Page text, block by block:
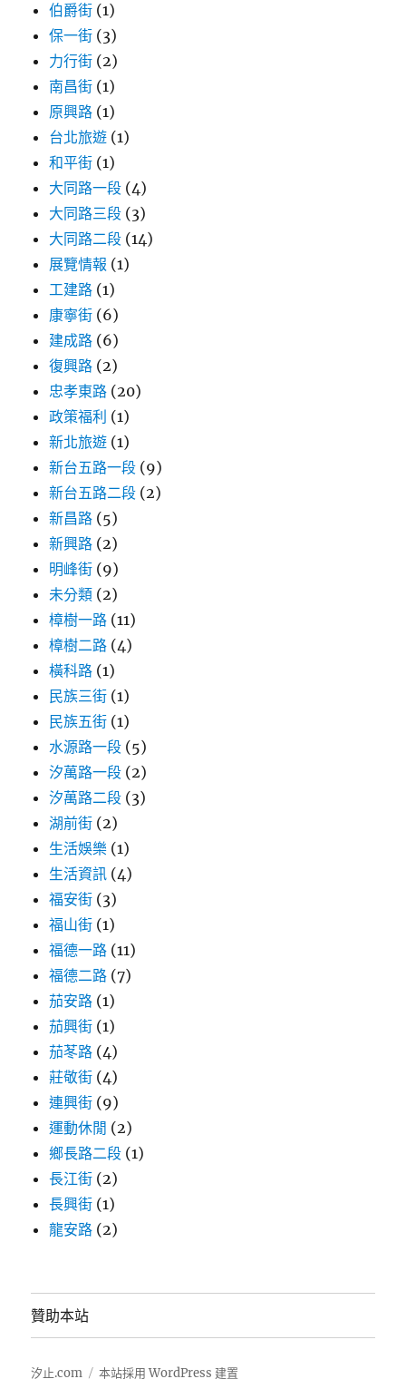
伯爵街 (1)
保一街 (3)
力行街 (2)
南昌街 (1)
原興路 (1)
台北旅遊 (1)
和平街 (1)
大同路一段 (4)
大同路三段 (3)
大同路二段 (14)
展覽情報 (1)
工建路 (1)
康寧街 (6)
建成路 (6)
復興路 (2)
忠孝東路 (20)
政策福利 (1)
新北旅遊 (1)
新台五路一段 (9)
新台五路二段 (2)
新昌路 (5)
新興路 (2)
明峰街 (9)
未分類 (2)
樟樹一路 (11)
樟樹二路 (4)
橫科路 (1)
民族三街 (1)
民族五街 (1)
水源路一段 (5)
汐萬路一段 (2)
汐萬路二段 (3)
湖前街 (2)
生活娛樂 (1)
生活資訊 (4)
福安街 (3)
福山街 (1)
福德一路 (11)
福德二路 (7)
茄安路 (1)
茄興街 (1)
茄苳路 (4)
莊敬街 (4)
連興街 (9)
運動休閒 (2)
鄉長路二段 (1)
長江街 (2)
長興街 (1)
龍安路 (2)
贊助本站
汐止.com 本站採用 WordPress 建置